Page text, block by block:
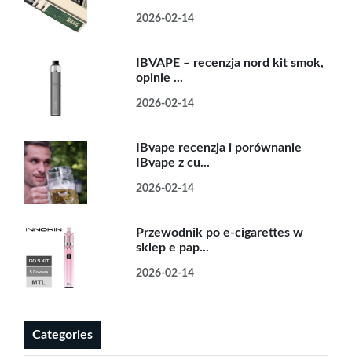
2026-02-14
IBVAPE – recenzja nord kit smok,
opinie ...
2026-02-14
IBvape recenzja i porównanie
IBvape z cu...
2026-02-14
Przewodnik po e-cigarettes w
sklep e pap...
2026-02-14
Categories